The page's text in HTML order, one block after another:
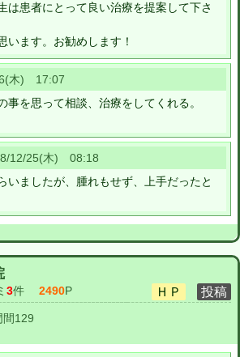
は患者にとって良い治療を提案して下さ
います。お勧めします！
木) 17:07
事を思って相談、治療をしてくれる。
12/25(木) 08:18
いましたが、腫れもせず、上手だったと
3件 2490P
間129